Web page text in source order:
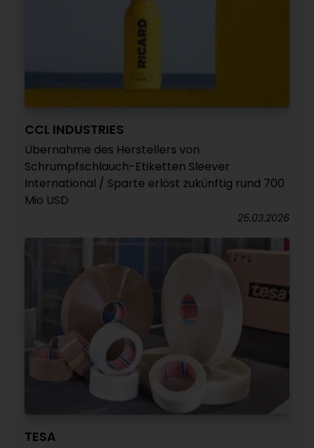
CCL INDUSTRIES
Übernahme des Herstellers von
Schrumpfschlauch-Etiketten Sleever
International / Sparte erlöst zukünftig rund 700
Mio USD
25.03.2026
TESA